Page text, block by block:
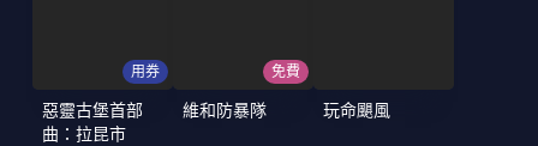
用券
惡靈古堡首部
曲：拉昆市
免費
維和防暴隊 玩命颶風